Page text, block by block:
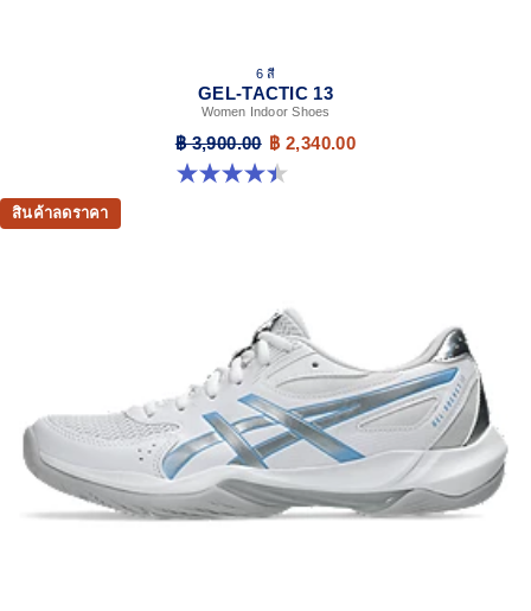
6 สี
GEL-TACTIC 13
Women Indoor Shoes
฿ 3,900.00 ฿ 2,340.00
4.4 จาก 5 ดาว 12 รีวิว
สินค้าลดราคา